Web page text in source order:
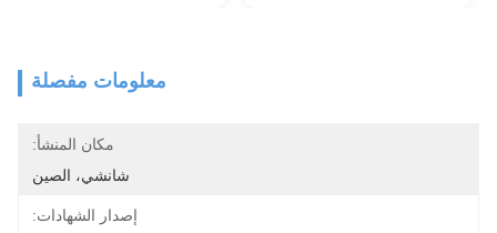
معلومات مفصلة
مكان المنشأ:
شانشي، الصين
إصدار الشهادات: